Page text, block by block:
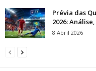
Prévia das
2026:
8 Abril 2026